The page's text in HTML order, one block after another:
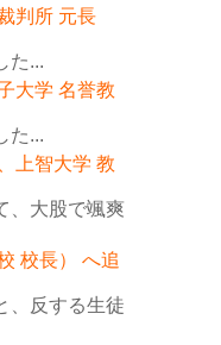
判所 元長
た...
大学 名誉教
た...
上智大学 教
、大股で颯爽
校長） へ追
、反する生徒